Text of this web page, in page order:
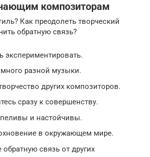
композиторам
Как преодолеть творческий
обратную связь?
экспериментировать.
разной музыки.
других композиторов.
сразу к совершенству.
и настойчивы.
в окружающем мире.
обратную связь от других